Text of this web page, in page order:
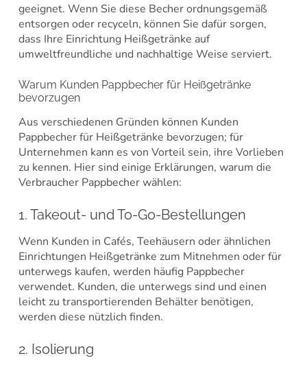
geeignet. Wenn Sie diese Becher ordnungsgemäß
entsorgen oder recyceln, können Sie dafür sorgen,
dass Ihre Einrichtung Heißgetränke auf
umweltfreundliche und nachhaltige Weise serviert.
Warum Kunden Pappbecher für Heißgetränke
bevorzugen
Aus verschiedenen Gründen können Kunden
Pappbecher für Heißgetränke bevorzugen; für
Unternehmen kann es von Vorteil sein, ihre Vorlieben
zu kennen. Hier sind einige Erklärungen, warum die
Verbraucher Pappbecher wählen:
1. Takeout- und To-Go-Bestellungen
Wenn Kunden in Cafés, Teehäusern oder ähnlichen
Einrichtungen Heißgetränke zum Mitnehmen oder für
unterwegs kaufen, werden häufig Pappbecher
verwendet. Kunden, die unterwegs sind und einen
leicht zu transportierenden Behälter benötigen,
werden diese nützlich finden.
2. Isolierung